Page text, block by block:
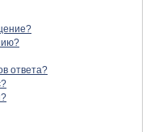
ответа?